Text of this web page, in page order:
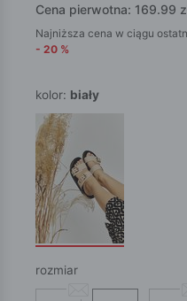
Cena pierwotna: 169.99
Najniższa cena w ciągu
- 20 %
kolor: biały
rozmiar